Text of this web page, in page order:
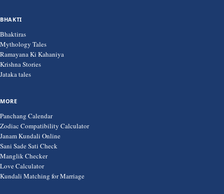
BHAKTI
Bhaktiras
Mythology Tales
Ramayana Ki Kahaniya
Krishna Stories
Jataka tales
MORE
Panchang Calendar
Zodiac Compatibility Calculator
Janam Kundali Online
Sani Sade Sati Check
Manglik Checker
Love Calculator
Kundali Matching for Marriage